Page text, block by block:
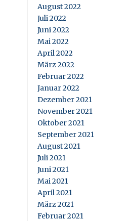
August 2022
Juli 2022
Juni 2022
Mai 2022
April 2022
März 2022
Februar 2022
Januar 2022
Dezember 2021
November 2021
Oktober 2021
September 2021
August 2021
Juli 2021
Juni 2021
Mai 2021
April 2021
März 2021
Februar 2021